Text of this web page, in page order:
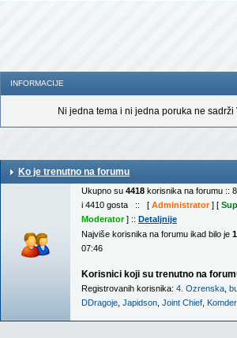
INFORMACIJE
Ni jedna tema i ni jedna poruka ne sadrži
Ko je trenutno na forumu
Ukupno su 4418 korisnika na forumu ::
i 4410 gosta :: [ Administrator] [
Moderator] :: Detaljnije
Najviše korisnika na forumu ikad bilo je
07:46
Korisnici koji su trenutno na
Registrovanih korisnika: 4. Ozrenska
DDragoje Japidson Joint Chief Komder,